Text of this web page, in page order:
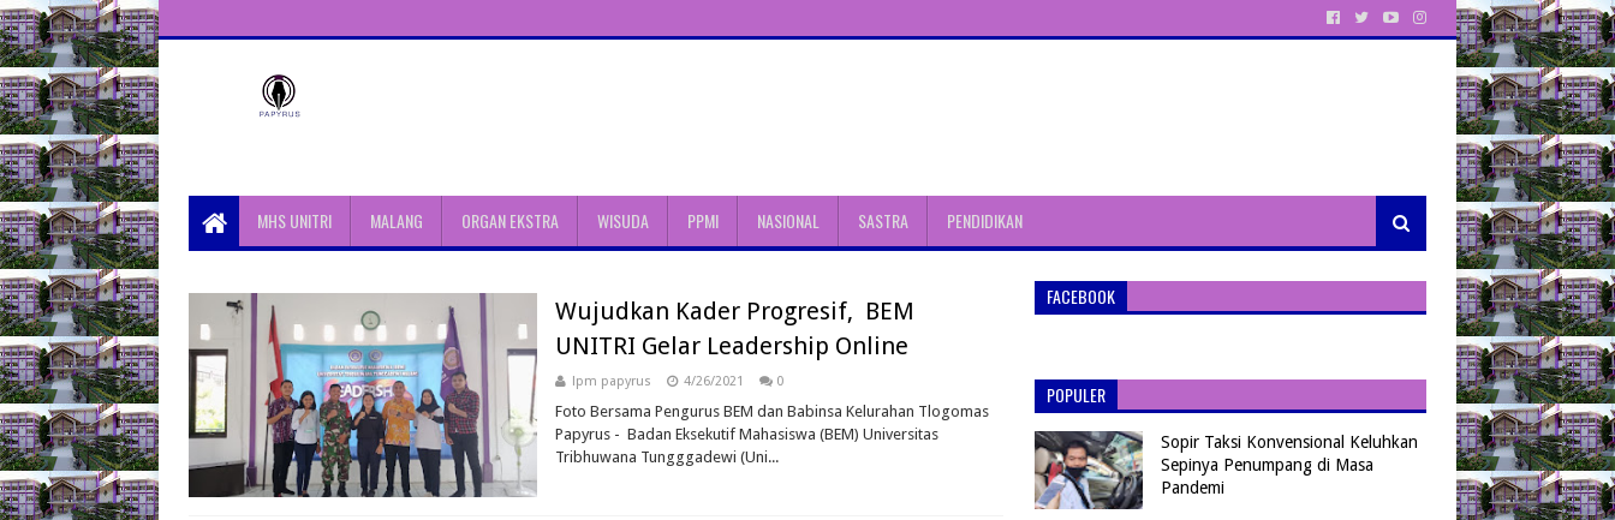
Unit Aktivitas Pers Mahasiswa
Papyrus UnitriMHS UNITRI MALANG ORGAN EKSTRA WISUDA PPMI NASIONAL SASTRA PENDIDIKAN
Wujudkan Kader Progresif, BEM
UNITRI Gelar Leadership Online
lpm papyrus 4/26/2021 0
Foto Bersama Pengurus BEM dan Babinsa Kelurahan Tlogomas
Papyrus - Badan Eksekutif Mahasiswa (BEM) Universitas
Tribhuwana Tungggadewi (Uni...
FACEBOOK
POPULER
Sopir Taksi Konvensional Keluhkan
Sepinya Penumpang di Masa
Pandemi